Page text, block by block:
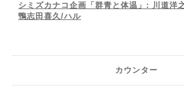
シミズカナコ企画「群青と体温」: 川道洋
鴨志田喜久/ハル
カウンター